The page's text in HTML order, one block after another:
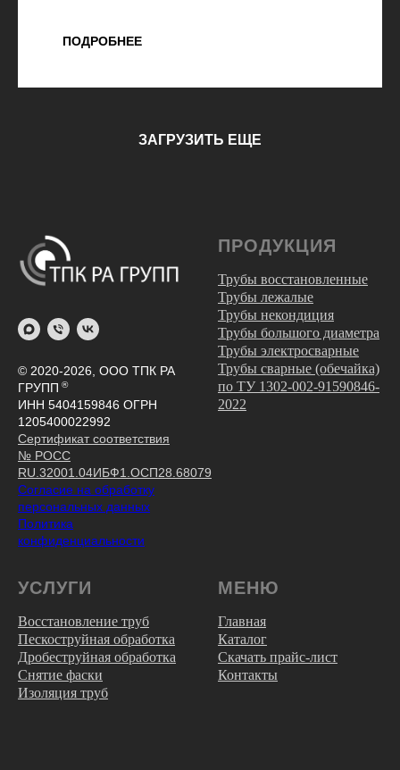
ПОДРОБНЕЕ
ЗАГРУЗИТЬ ЕЩЕ
© 2020-2026, ООО ТПК РА
ГРУПП ®
ИНН 5404159846 ОГРН
1205400022992
Сертификат соответствия
№ РОСС
RU.32001.04ИБФ1.ОСП28.68079
Согласие на обработку
персональных данных
Политика
конфиденциальности
ПРОДУКЦИЯ
Трубы восстановленные
Трубы лежалые
Трубы некондиция
Трубы большого диаметра
Трубы электросварные
Трубы сварные (обечайка)
по ТУ 1302-002-91590846-
2022
УСЛУГИ
Восстановление труб
Пескоструйная обработка
Дробеструйная обработка
Снятие фаски
Изоляция труб
МЕНЮ
Главная
Каталог
Скачать прайс-лист
Контакты